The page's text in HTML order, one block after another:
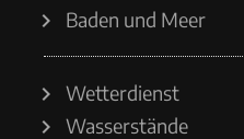
Baden und Meer
Wetterdienst
Wasserstände